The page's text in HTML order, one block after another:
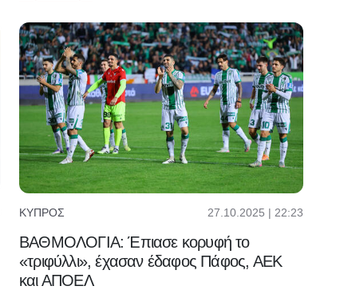
ΚΎΠΡΟΣ 27.10.2025 | 22:23
ΒΑΘΜΟΛΟΓΙΑ: Έπιασε κορυφή το
«τριφύλλι», έχασαν έδαφος Πάφος, ΑΕΚ
και ΑΠΟΕΛ